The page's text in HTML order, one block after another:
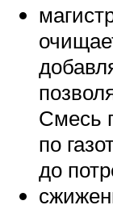
Смесь
по
до